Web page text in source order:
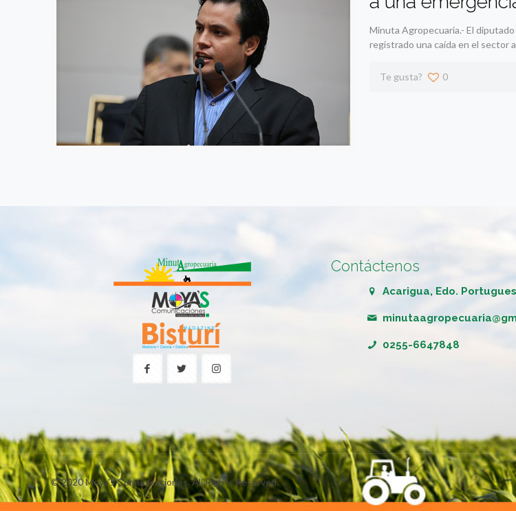
Minuta Agropecuaria.- El
registrado una caída en el sector
Te gusta? 0
Contáctenos
Acarigua, Edo.
0255-6647848
© 2020 Moya's Comunicaciones. All Rights Reserved.